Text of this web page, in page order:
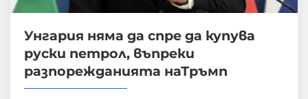
Унгария няма да спре да купува
руски петрол, въпреки
разпорежданията наТръмп